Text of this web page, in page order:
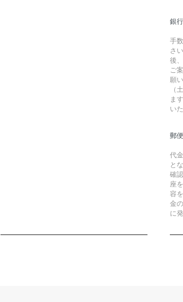
銀
手
さ
後
ご
願
（
ま
い
郵
代
と
確
座
容
金
に